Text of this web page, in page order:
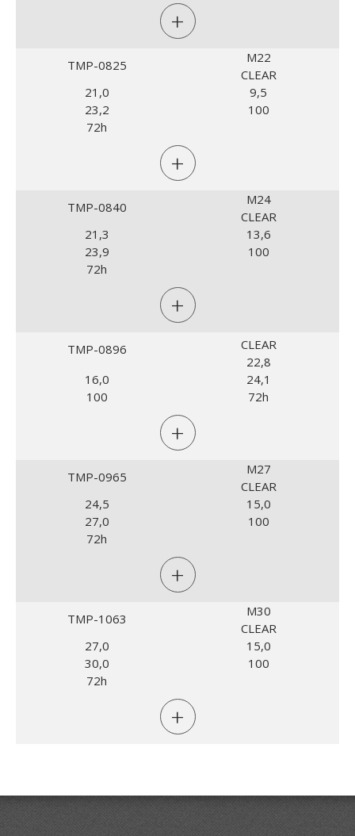
+
TMP-0825
M22
CLEAR
21,0
9,5
23,2
100
72h
+
TMP-0840
M24
CLEAR
21,3
13,6
23,9
100
72h
+
TMP-0896
CLEAR
22,8
16,0
24,1
100
72h
+
TMP-0965
M27
CLEAR
24,5
15,0
27,0
100
72h
+
TMP-1063
M30
CLEAR
27,0
15,0
30,0
100
72h
+